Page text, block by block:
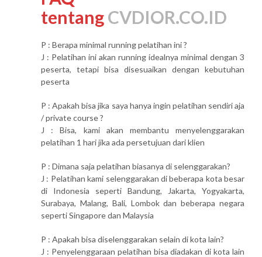
tentangCVDIOR.CO.ID
P : Berapa minimal running pelatihan ini ?
J : Pelatihan ini akan running idealnya minimal dengan 3
peserta, tetapi bisa disesuaikan dengan kebutuhan
peserta
P : Apakah bisa jika saya hanya ingin pelatihan sendiri aja
/ private course ?
J : Bisa, kami akan membantu menyelenggarakan
pelatihan 1 hari jika ada persetujuan dari klien
P : Dimana saja pelatihan biasanya di selenggarakan?
J : Pelatihan kami selenggarakan di beberapa kota besar
di Indonesia seperti Bandung, Jakarta, Yogyakarta,
Surabaya, Malang, Bali, Lombok dan beberapa negara
seperti Singapore dan Malaysia
P : Apakah bisa diselenggarakan selain di kota lain?
J : Penyelenggaraan pelatihan bisa diadakan di kota lain